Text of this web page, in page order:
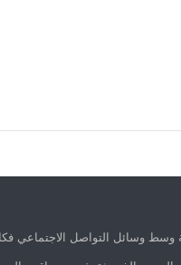
وسائل التواصل الاجتماعي